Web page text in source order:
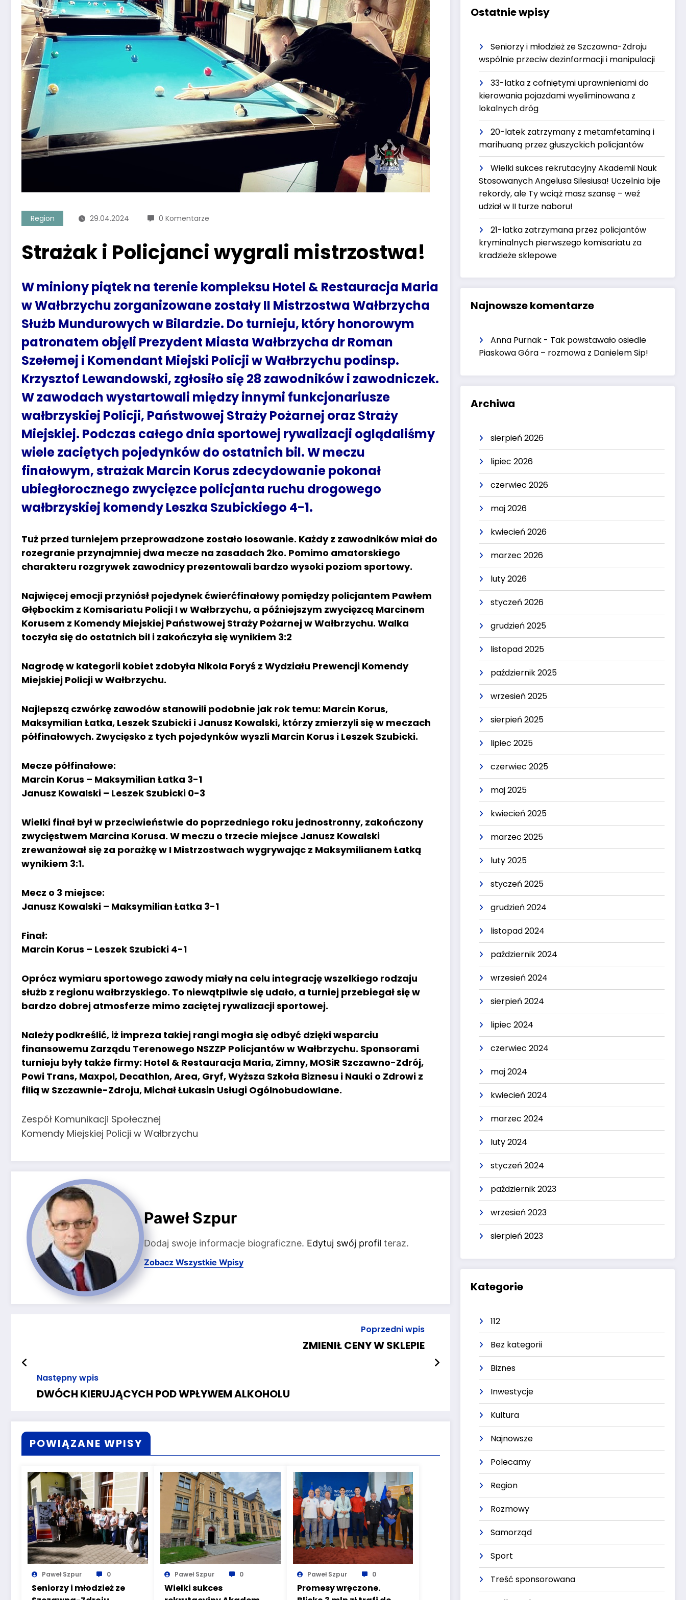
Region 29.04.2024 0 Komentarze
Strażak i Policjanci wygrali mistrzostwa!
W miniony piątek na terenie kompleksu Hotel & Restauracja Maria
w Wałbrzychu zorganizowane zostały II Mistrzostwa Wałbrzycha
Służb Mundurowych w Bilardzie. Do turnieju, który honorowym
patronatem objęli Prezydent Miasta Wałbrzycha dr Roman
Szełemej i Komendant Miejski Policji w Wałbrzychu podinsp.
Krzysztof Lewandowski, zgłosiło się 28 zawodników i zawodniczek.
W zawodach wystartowali między innymi funkcjonariusze
wałbrzyskiej Policji, Państwowej Straży Pożarnej oraz Straży
Miejskiej. Podczas całego dnia sportowej rywalizacji oglądaliśmy
wiele zaciętych pojedynków do ostatnich bil. W meczu
finałowym, strażak Marcin Korus zdecydowanie pokonał
ubiegłorocznego zwycięzce policjanta ruchu drogowego
wałbrzyskiej komendy Leszka Szubickiego 4-1.
Tuż przed turniejem przeprowadzone zostało losowanie. Każdy z zawodników miał do
rozegranie przynajmniej dwa mecze na zasadach 2ko. Pomimo amatorskiego
charakteru rozgrywek zawodnicy prezentowali bardzo wysoki poziom sportowy.
Najwięcej emocji przyniósł pojedynek ćwierćfinałowy pomiędzy policjantem Pawłem
Głębockim z Komisariatu Policji I w Wałbrzychu, a późniejszym zwycięzcą Marcinem
Korusem z Komendy Miejskiej Państwowej Straży Pożarnej w Wałbrzychu. Walka
toczyła się do ostatnich bil i zakończyła się wynikiem 3:2
Nagrodę w kategorii kobiet zdobyła Nikola Foryś z Wydziału Prewencji Komendy
Miejskiej Policji w Wałbrzychu.
Najlepszą czwórkę zawodów stanowili podobnie jak rok temu: Marcin Korus,
Maksymilian Łatka, Leszek Szubicki i Janusz Kowalski, którzy zmierzyli się w meczach
półfinałowych. Zwycięsko z tych pojedynków wyszli Marcin Korus i Leszek Szubicki.
Mecze półfinałowe:
Marcin Korus – Maksymilian Łatka 3-1
Janusz Kowalski – Leszek Szubicki 0-3
Wielki finał był w przeciwieństwie do poprzedniego roku jednostronny, zakończony
zwycięstwem Marcina Korusa. W meczu o trzecie miejsce Janusz Kowalski
zrewanżował się za porażkę w I Mistrzostwach wygrywając z Maksymilianem Łatką
wynikiem 3:1.
Mecz o 3 miejsce:
Janusz Kowalski – Maksymilian Łatka 3-1
Finał:
Marcin Korus – Leszek Szubicki 4-1
Oprócz wymiaru sportowego zawody miały na celu integrację wszelkiego rodzaju
służb z regionu wałbrzyskiego. To niewątpliwie się udało, a turniej przebiegał się w
bardzo dobrej atmosferze mimo zaciętej rywalizacji sportowej.
Należy podkreślić, iż impreza takiej rangi mogła się odbyć dzięki wsparciu
finansowemu Zarządu Terenowego NSZZP Policjantów w Wałbrzychu. Sponsorami
turnieju były także firmy: Hotel & Restauracja Maria, Zimny, MOSiR Szczawno-Zdrój,
Powi Trans, Maxpol, Decathlon, Area, Gryf, Wyższa Szkoła Biznesu i Nauki o Zdrowi z
filią w Szczawnie-Zdroju, Michał Łukasin Usługi Ogólnobudowlane.
Zespół Komunikacji Społecznej
Komendy Miejskiej Policji w Wałbrzychu
Paweł Szpur
Dodaj swoje informacje biograficzne. Edytuj swój profil teraz.
Zobacz Wszystkie Wpisy
Poprzedni wpis
ZMIENIŁ CENY W SKLEPIE
Następny wpis
DWÓCH KIERUJĄCYCH POD WPŁYWEM ALKOHOLU
POWIĄZANE WPISY
Paweł Szpur 0
Seniorzy i młodzież ze
Paweł Szpur 0
Wielki sukces
Paweł Szpur 0
Promesy wręczone.
Ostatnie wpisy
Seniorzy i młodzież ze Szczawna-Zdroju
wspólnie przeciw dezinformacji i manipulacji
33-latka z cofniętymi uprawnieniami do
kierowania pojazdami wyeliminowana z
lokalnych dróg
20-latek zatrzymany z metamfetaminą i
marihuaną przez głuszyckich policjantów
Wielki sukces rekrutacyjny Akademii Nauk
Stosowanych Angelusa Silesiusa! Uczelnia bije
rekordy, ale Ty wciąż masz szansę – weź
udział w II turze naboru!
21-latka zatrzymana przez policjantów
kryminalnych pierwszego komisariatu za
kradzieże sklepowe
Najnowsze komentarze
Anna Purnak - Tak powstawało osiedle
Piaskowa Góra – rozmowa z Danielem Sip!
Archiwa
sierpień 2026
lipiec 2026
czerwiec 2026
maj 2026
kwiecień 2026
marzec 2026
luty 2026
styczeń 2026
grudzień 2025
listopad 2025
październik 2025
wrzesień 2025
sierpień 2025
lipiec 2025
czerwiec 2025
maj 2025
kwiecień 2025
marzec 2025
luty 2025
styczeń 2025
grudzień 2024
listopad 2024
październik 2024
wrzesień 2024
sierpień 2024
lipiec 2024
czerwiec 2024
maj 2024
kwiecień 2024
marzec 2024
luty 2024
styczeń 2024
październik 2023
wrzesień 2023
sierpień 2023
Kategorie
112
Bez kategorii
Biznes
Inwestycje
Kultura
Najnowsze
Polecamy
Region
Rozmowy
Samorząd
Sport
Treść sponsorowana